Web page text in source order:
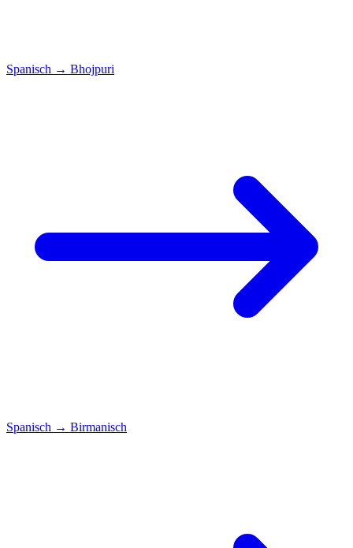
Spanisch → Bhojpuri
Spanisch → Birmanisch